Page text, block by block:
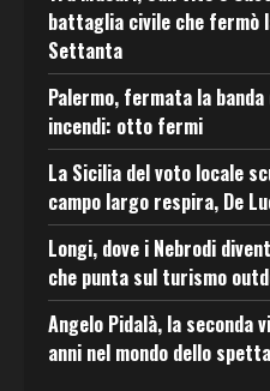
battaglia civile che fermò
Settanta
Palermo, fermata la
incendi: otto fermi
La Sicilia del voto locale
campo largo respira, De
Longi, dove i Nebrodi
che punta sul turismo
Angelo Pidalà, la seconda
anni nel mondo dello